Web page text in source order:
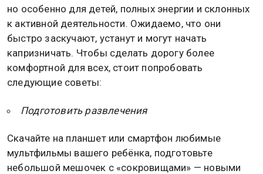
но особенно для детей, полных энергии и склонных
к активной деятельности. Ожидаемо, что они
быстро заскучают, устанут и могут начать
капризничать. Чтобы сделать дорогу более
комфортной для всех, стоит попробовать
следующие советы:
Подготовить развлечения
Скачайте на планшет или смартфон любимые
мультфильмы вашего ребёнка, подготовьте
небольшой мешочек с «сокровищами» — новыми